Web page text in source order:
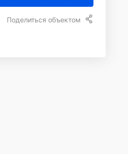
Поделиться объектом